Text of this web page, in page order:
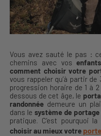
Vous avez sauté le pas :
chemins avec vos
comment choisir votre
vous rappeler qu’à partir
progression horaire de 1 à
dessous de cet âge, le
randonnée demeure un
dans le système de portage
pratique. C’est pourquoi
choisir au mieux votre